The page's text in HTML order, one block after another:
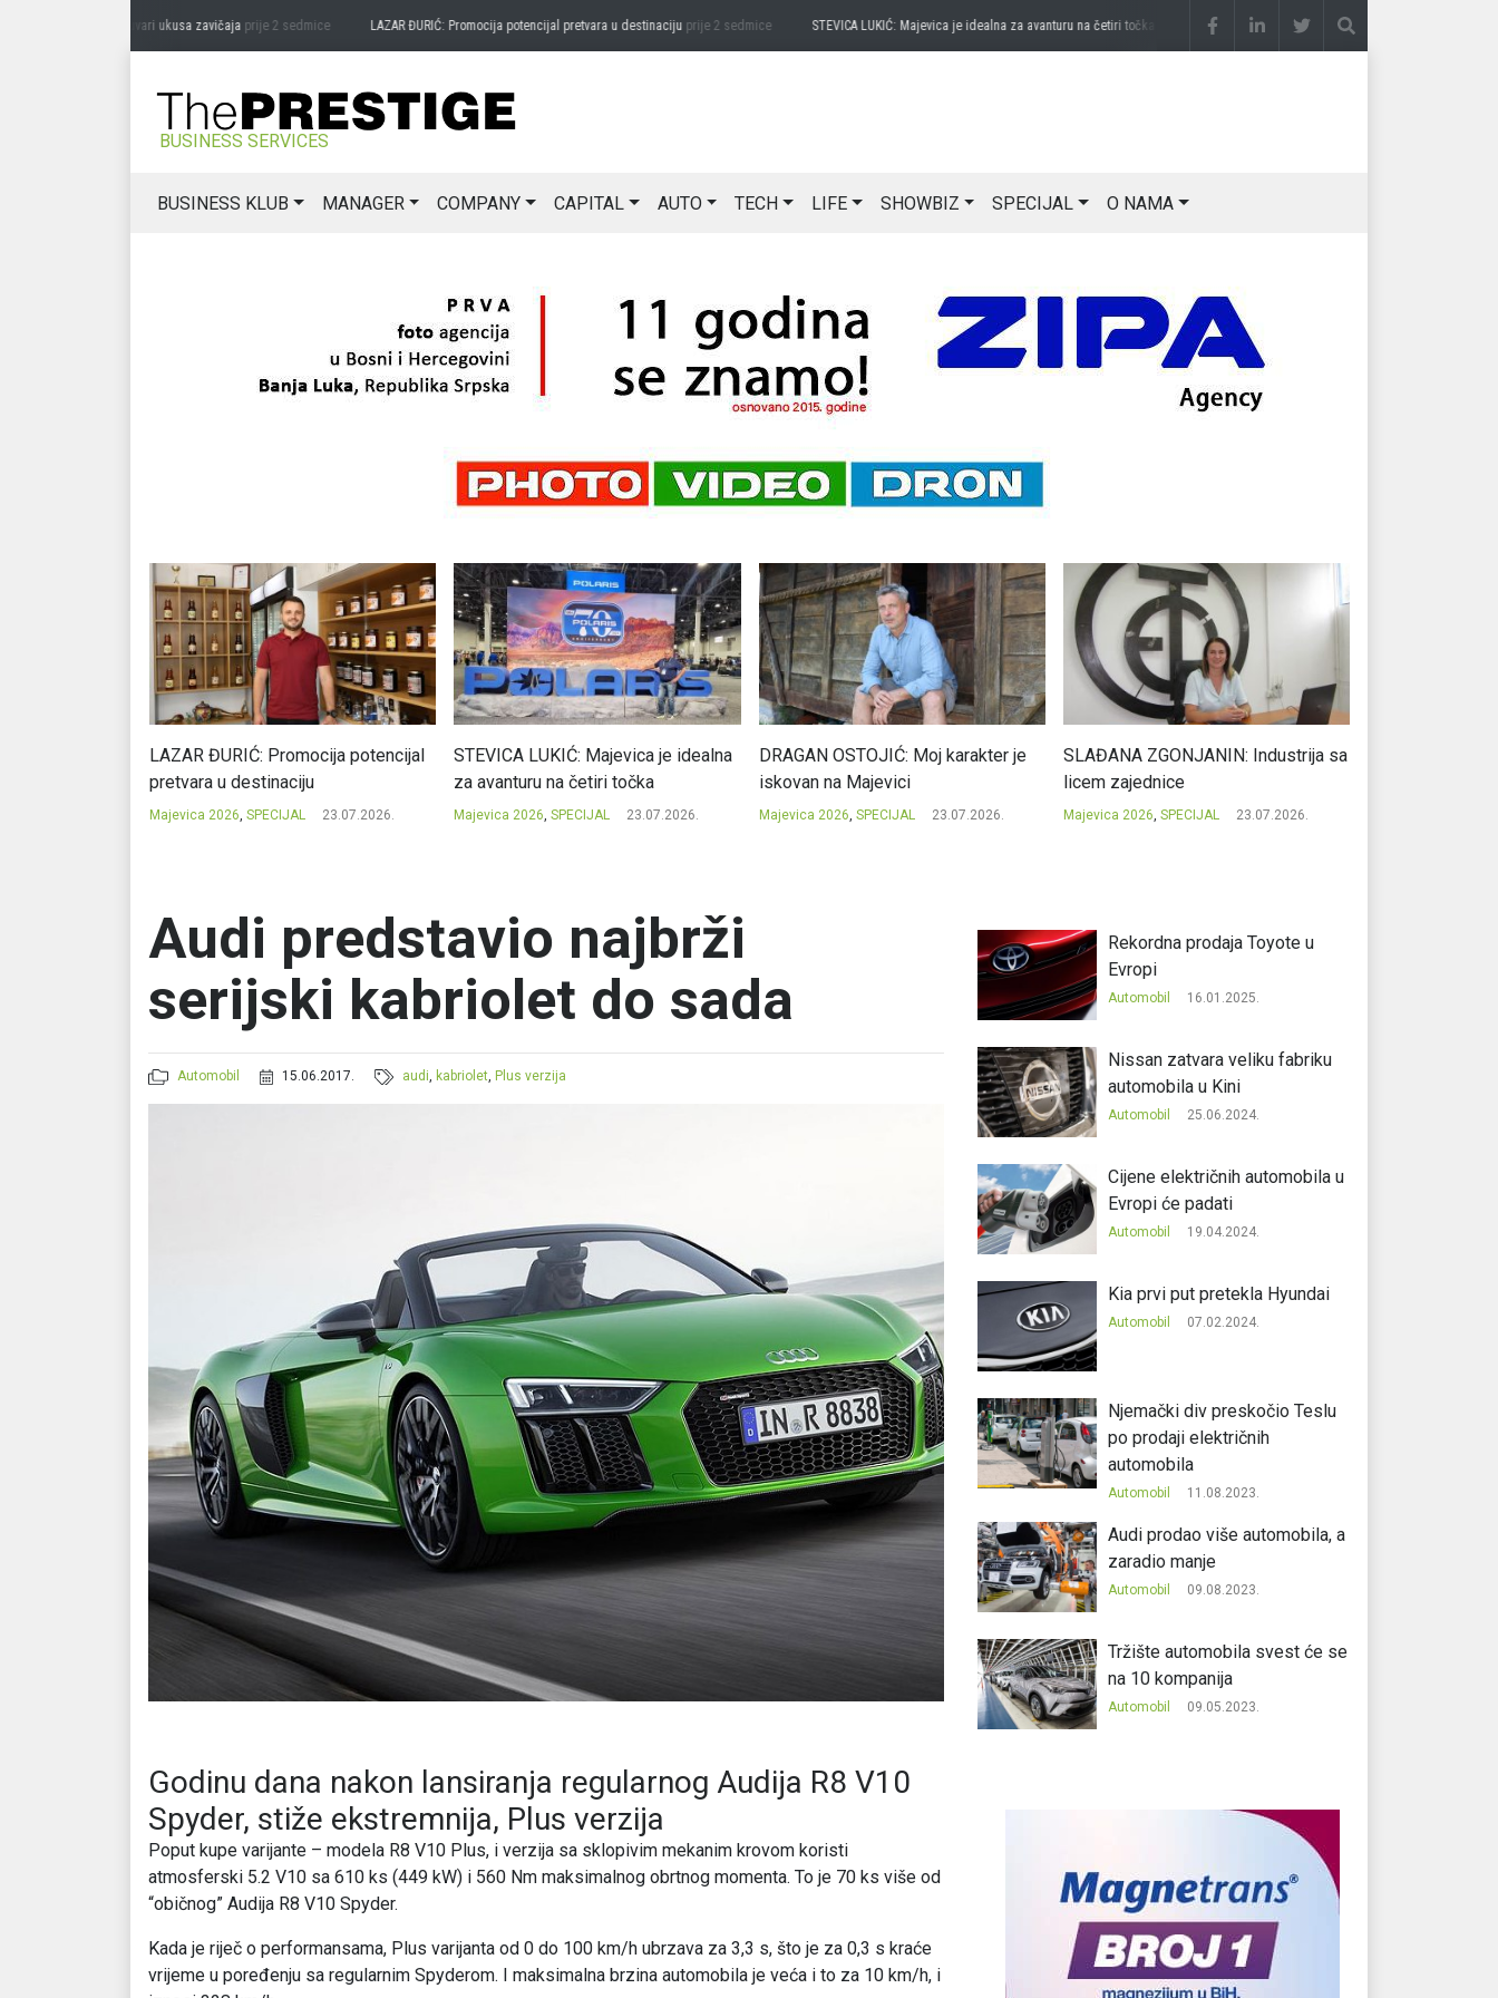
MIĆANOVIĆ: Čuvari ukusa zavičajaprije 2 sedmice LAZAR ĐURIĆ: Promocija potencijal pretvara u destinacijuprije 2 sedmice STEVICA LUKIĆ: Majevica je idealna za avanturu na četiri točkaprije 2 sedmice DRAGAN OSTOJIĆ: Moj karakter je
BUSINESS SERVICES
BUSINESS KLUB MANAGER COMPANY CAPITAL AUTO TECH LIFE SHOWBIZ SPECIJAL O NAMA
LAZAR ĐURIĆ: Promocija potencijal
pretvara u destinaciju
Majevica 2026, SPECIJAL 23.07.2026.
STEVICA LUKIĆ: Majevica je idealna
za avanturu na četiri točka
Majevica 2026, SPECIJAL 23.07.2026.
DRAGAN OSTOJIĆ: Moj karakter je
iskovan na Majevici
Majevica 2026, SPECIJAL 23.07.2026.
SLAĐANA ZGONJANIN: Industrija sa
licem zajednice
Majevica 2026, SPECIJAL 23.07.2026.
Audi predstavio najbrži
serijski kabriolet do sada
Automobil 15.06.2017. audi, kabriolet, Plus verzija
Godinu dana nakon lansiranja regularnog Audija R8 V10
Spyder, stiže ekstremnija, Plus verzija
Poput kupe varijante – modela R8 V10 Plus, i verzija sa sklopivim mekanim krovom koristi
atmosferski 5.2 V10 sa 610 ks (449 kW) i 560 Nm maksimalnog obrtnog momenta. To je 70 ks više od
“običnog” Audija R8 V10 Spyder.
Kada je riječ o performansama, Plus varijanta od 0 do 100 km/h ubrzava za 3,3 s, što je za 0,3 s kraće
vrijeme u poređenju sa regularnim Spyderom. I maksimalna brzina automobila je veća i to za 10 km/h, i
Rekordna prodaja Toyote u
Evropi
Automobil 16.01.2025.
Nissan zatvara veliku fabriku
automobila u Kini
Automobil 25.06.2024.
Cijene električnih automobila u
Evropi će padati
Automobil 19.04.2024.
Kia prvi put pretekla Hyundai
Automobil 07.02.2024.
Njemački div preskočio Teslu
po prodaji električnih
automobila
Automobil 11.08.2023.
Audi prodao više automobila, a
zaradio manje
Automobil 09.08.2023.
Tržište automobila svest će se
na 10 kompanija
Automobil 09.05.2023.